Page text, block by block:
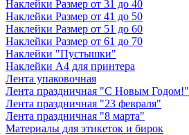
Наклейки Размер от 31 до 40
Наклейки Размер от 41 до 50
Наклейки Размер от 51 до 60
Наклейки Размер от 61 до 70
Наклейки "Пустышки"
Наклейки А4 для принтера
Лента упаковочная
Лента праздничная "С Новым Годом!"
Лента праздничная "23 февраля"
Лента праздничная "8 марта"
Материалы для этикеток и бирок